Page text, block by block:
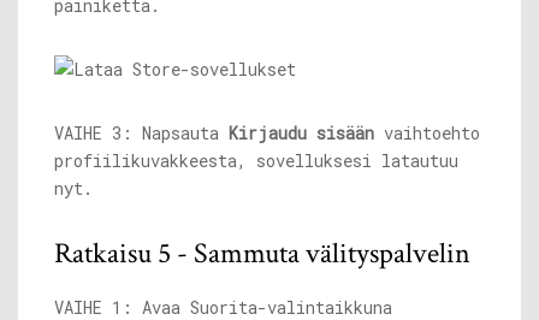
painiketta.
VAIHE 3: Napsauta Kirjaudu sisään vaihtoehto
profiilikuvakkeesta, sovelluksesi latautuu
nyt.
Ratkaisu 5 - Sammuta välityspalvelin
VAIHE 1: Avaa Suorita-valintaikkuna